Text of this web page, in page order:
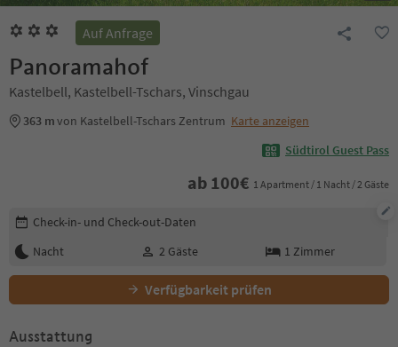
Auf Anfrage
Panoramahof
Kastelbell, Kastelbell-Tschars, Vinschgau
363 mvon Kastelbell-Tschars Zentrum Karte anzeigen
Südtirol Guest Pass
ab 100€ 1 Apartment / 1 Nacht / 2 Gäste
Buchungsdetails bearbeiten
Check-in- und Check-out-Daten
Nacht
2 Gäste 1 Zimmer
Verfügbarkeit prüfen
Ausstattung